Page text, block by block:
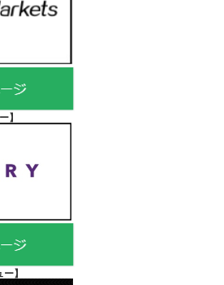
】
】